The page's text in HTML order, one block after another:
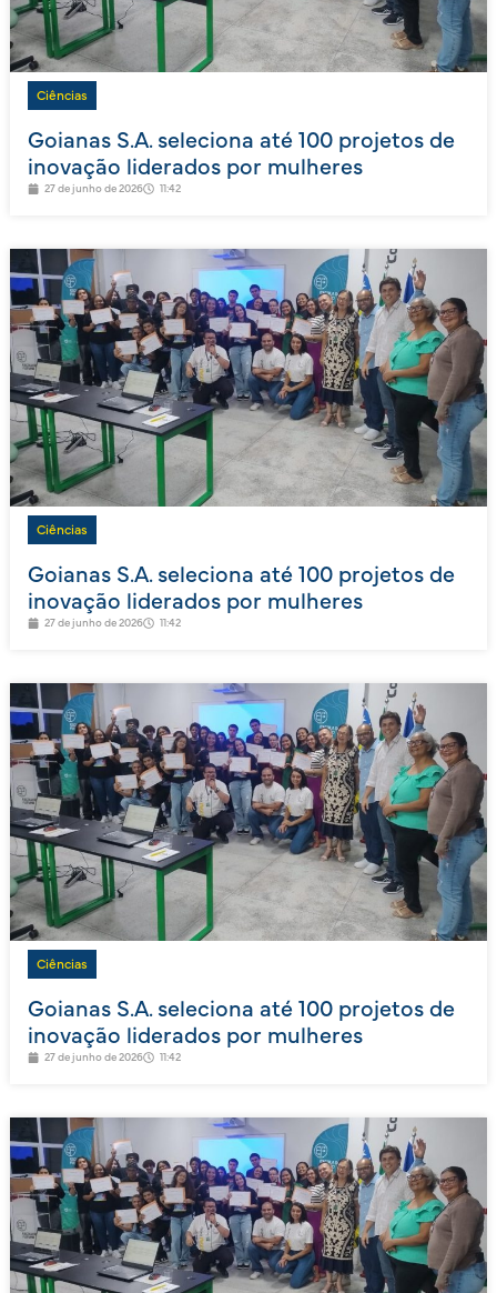
Ciências
Goianas S.A. seleciona até 100 projetos de
inovação liderados por mulheres
27 de junho de 2026 11:42
Ciências
Goianas S.A. seleciona até 100 projetos de
inovação liderados por mulheres
27 de junho de 2026 11:42
Ciências
Goianas S.A. seleciona até 100 projetos de
inovação liderados por mulheres
27 de junho de 2026 11:42